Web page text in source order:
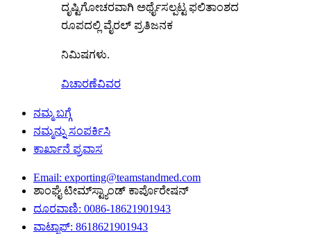
ದೃಷ್ಟಿಗೋಚರವಾಗಿ ಅರ್ಥೈಸಲ್ಪಟ್ಟ ಫಲಿತಾಂಶದ
ರೂಪದಲ್ಲಿ ವೈರಲ್ ಪ್ರತಿಜನಕ
ನಿಮಿಷಗಳು.
ವಿಚಾರಣೆವಿವರ
ನಮ್ಮ ಬಗ್ಗೆ
ನಮ್ಮನ್ನು ಸಂಪರ್ಕಿಸಿ
ಕಾರ್ಖಾನೆ ಪ್ರವಾಸ
Email: exporting@teamstandmed.com
ಶಾಂಘೈ ಟೀಮ್‌ಸ್ಟ್ಯಾಂಡ್ ಕಾರ್ಪೊರೇಷನ್
ದೂರವಾಣಿ: 0086-18621901943
ವಾಟ್ಸಾಪ್: 8618621901943